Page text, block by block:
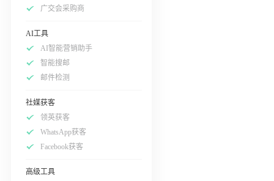
广交会采购商
AI工具
AI智能营销助手
智能搜邮
邮件检测
社媒获客
领英获客
WhatsApp获客
Facebook获客
高级工具